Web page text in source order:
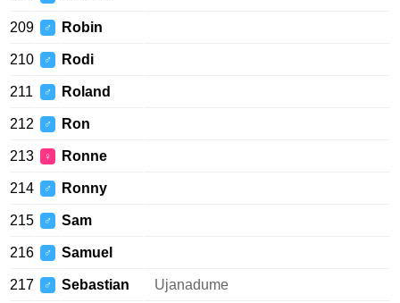
209 ♂ Robin
210 ♂ Rodi
211 ♂ Roland
212 ♂ Ron
213 ♀ Ronne
214 ♂ Ronny
215 ♂ Sam
216 ♂ Samuel
217 ♂ Sebastian Ujanadume